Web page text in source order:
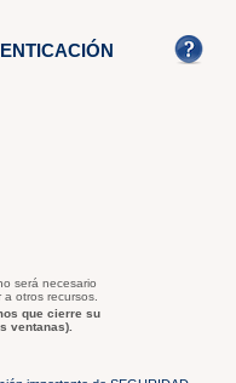
será necesario
otros recursos.
que cierre su
ventanas).